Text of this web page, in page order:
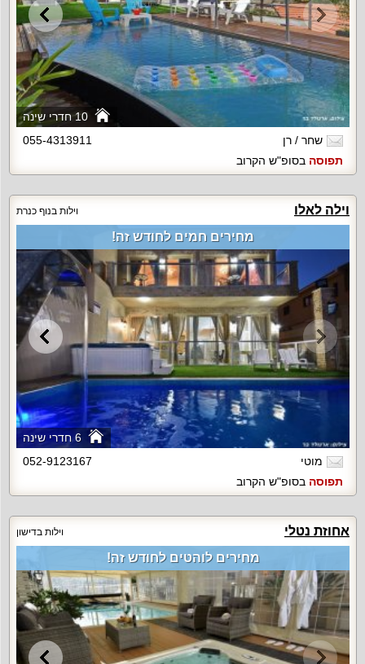
10 חדרי שינה
שחר / רן
055-4313911
תפוסה בסופ"ש הקרוב
וילה לאלו וילות בנוף כנרת
6 חדרי שינה
מחירים חמים לחודש זה!
מוטי
052-9123167
תפוסה בסופ"ש הקרוב
אחוזת נטלי וילות בדישון
מחירים לוהטים לחודש זה!